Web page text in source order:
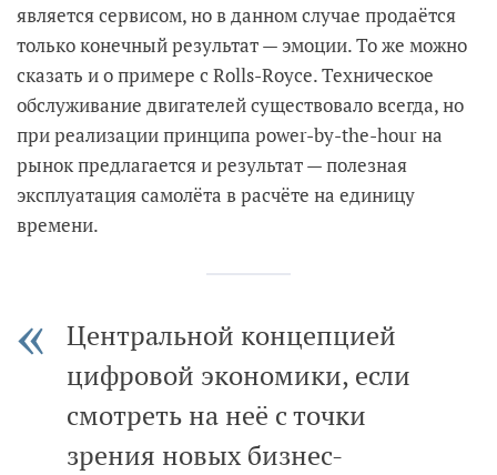
является сервисом, но в данном случае продаётся
только конечный результат — эмоции. То же можно
сказать и о примере с Rolls-Royce. Техническое
обслуживание двигателей существовало всегда, но
при реализации принципа power-by-the-hour на
рынок предлагается и результат — полезная
эксплуатация самолёта в расчёте на единицу
времени.
Центральной концепцией
цифровой экономики, если
смотреть на неё с точки
зрения новых бизнес-